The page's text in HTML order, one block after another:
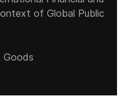
of Global Public
Goods